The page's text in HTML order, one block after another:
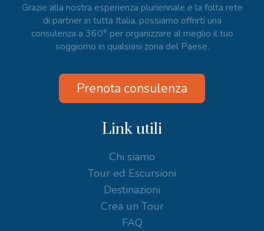
Grazie alla nostra esperienza pluriennale e la folta rete
di partner in tutta Italia, possiamo offrirti una
consulenza a 360° per organizzare al meglio il tuo
soggiorno in qualsiasi zona del Paese.
Prenota consulenza
Link utili
Chi siamo
Tour ed Escursioni
Destinazioni
Crea un Tour
FAQ